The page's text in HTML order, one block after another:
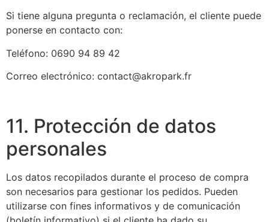
Si tiene alguna pregunta o reclamación, el cliente puede
ponerse en contacto con:
Teléfono: 0690 94 89 42
Correo electrónico: contact@akropark.fr
11. Protección de datos
personales
Los datos recopilados durante el proceso de compra
son necesarios para gestionar los pedidos. Pueden
utilizarse con fines informativos y de comunicación